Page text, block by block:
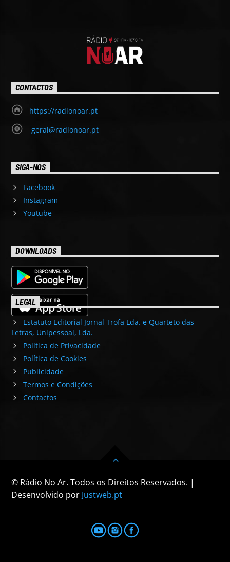
CONTACTOS
https://radionoar.pt
geral@radionoar.pt
SIGA-NOS
Facebook
Instagram
Youtube
DOWNLOADS
LEGAL
Estatuto Editorial Jornal Trofa Lda. e Quarteto das
Letras, Unipessoal, Lda.
Política de Privacidade
Política de Cookies
Publicidade
Termos e Condições
Contactos
© Rádio No Ar. Todos os Direitos Reservados. |
Desenvolvido por Justweb.pt